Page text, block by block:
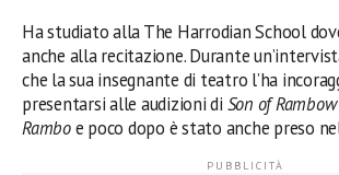
Ha studiato alla The Harrodian School
anche alla recitazione. Durante
che la sua insegnante di teatro l’ha
presentarsi alle audizioni di Son of
Ramboe poco dopo è stato anche preso